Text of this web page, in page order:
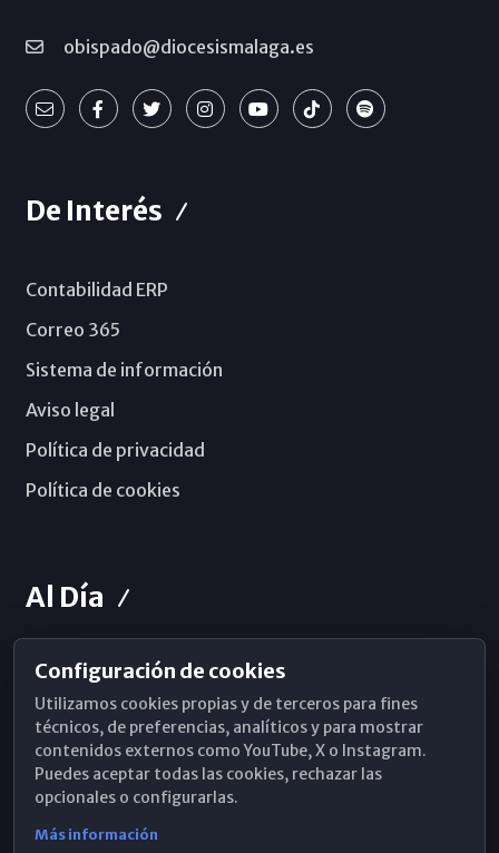
obispado@diocesismalaga.es
De Interés
Contabilidad ERP
Correo 365
Sistema de información
Aviso legal
Política de privacidad
Política de cookies
Al Día
Horarios de Misa
Hemeroteca
WhatsApp
Configuración de cookies
Utilizamos cookies propias y de terceros para fines
técnicos, de preferencias, analíticos y para mostrar
contenidos externos como YouTube, X o Instagram.
Puedes aceptar todas las cookies, rechazar las
opcionales o configurarlas.
Más información